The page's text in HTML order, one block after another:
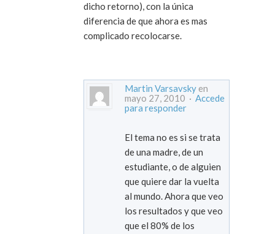
dicho retorno), con la única
diferencia de que ahora es mas
complicado recolocarse.
Martin Varsavsky en
mayo 27, 2010 · Accede
para responder
El tema no es si se trata
de una madre, de un
estudiante, o de alguien
que quiere dar la vuelta
al mundo. Ahora que veo
los resultados y que veo
que el 80% de los